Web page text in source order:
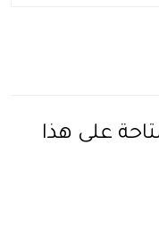
على هذا